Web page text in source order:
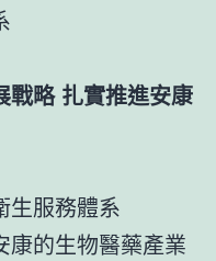
戰略 扎實推進安康
生服務體系
康的生物醫藥產業